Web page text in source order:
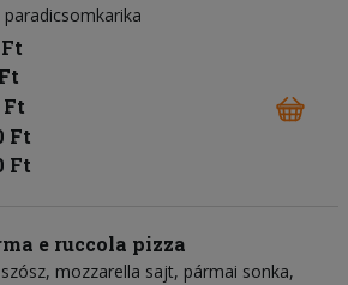
paradicsomkarika
Ft
Ft
Ft
e ruccola pizza
mozzarella sajt pármai sonka